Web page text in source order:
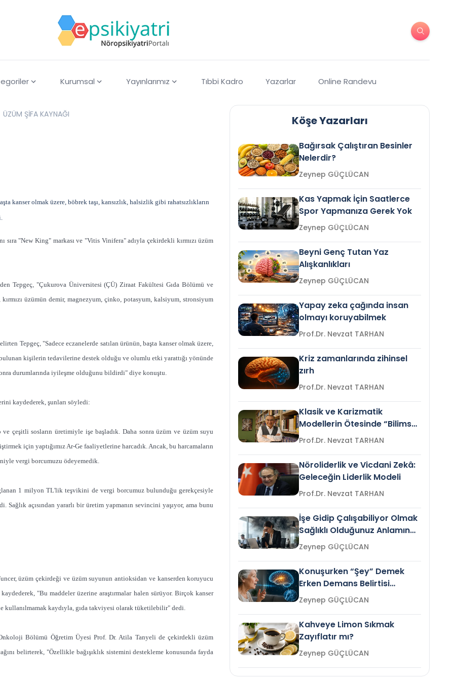
Kurumsal Yayınlarımız Tıbbi Kadro Yazarlar Online Randevu
ÜZÜM ŞİFA KAYNAĞI
kanser olmak üzere, böbrek taşı, kansızlık, halsizlik gibi rahatsızlıkların
"New King" markası ve "Vitis Vinifera" adıyla çekirdekli kırmızı üzüm
Tepgeç, "Çukurova Üniversitesi (ÇÜ) Ziraat Fakültesi Gıda Bölümü ve
üzümün demir, magnezyum, çinko, potasyum, kalsiyum, stronsiyum
Tepgeç, "Sadece eczanelerde satılan ürünün, başta kanser olmak üzere,
kişilerin tedavilerine destek olduğu ve olumlu etki yarattığı yönünde
durumlarında iyileşme olduğunu bildirdi" diye konuştu.
kaydederek, şunları söyledi:
çeşitli sosların üretimiyle işe başladık. Daha sonra üzüm ve üzüm suyu
için yaptığımız Ar-Ge faaliyetlerine harcadık. Ancak, bu harcamaların
vergi borcumuzu ödeyemedik.
1 milyon TL'lik teşvikini de vergi borcumuz bulunduğu gerekçesiyle
açısından yararlı bir üretim yapmanın sevincini yaşıyor, ama bunu
üzüm çekirdeği ve üzüm suyunun antioksidan ve kanserden koruyucu
"Bu maddeler üzerine araştırmalar halen sürüyor. Birçok kanser
kullanılmamak kaydıyla, gıda takviyesi olarak tüketilebilir" dedi.
Bölümü Öğretim Üyesi Prof. Dr. Atila Tanyeli de çekirdekli üzüm
belirterek, "Özellikle bağışıklık sistemini destekleme konusunda fayda
Köşe Yazarları
Bağırsak Çalıştıran Besinler
Nelerdir?
Zeynep GÜÇLÜCAN
Kas Yapmak İçin Saatlerce
Spor Yapmanıza Gerek Yok
Zeynep GÜÇLÜCAN
Beyni Genç Tutan Yaz
Alışkanlıkları
Zeynep GÜÇLÜCAN
Yapay zeka çağında insan
olmayı koruyabilmek
Prof.Dr. Nevzat TARHAN
Kriz zamanlarında zihinsel
zırh
Prof.Dr. Nevzat TARHAN
Klasik ve Karizmatik
Modellerin Ötesinde “Bilimsel
Liderlik”
Prof.Dr. Nevzat TARHAN
Nöroliderlik ve Vicdani Zekâ:
Geleceğin Liderlik Modeli
Prof.Dr. Nevzat TARHAN
İşe Gidip Çalışabiliyor Olmak
Sağlıklı Olduğunuz Anlamına
Gelir mi?Zeynep GÜÇLÜCAN
Konuşurken “Şey” Demek
Erken Demans Belirtisi
Olabilir mi?Zeynep GÜÇLÜCAN
Kahveye Limon Sıkmak
Zayıflatır mı?
Zeynep GÜÇLÜCAN